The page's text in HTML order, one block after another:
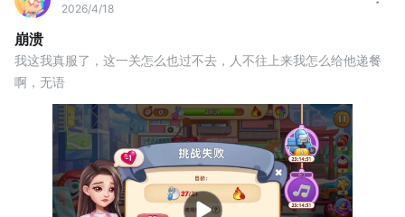
2026/4/18
崩溃
我这我真服了，这一关怎么也过不去，人不往上来我怎么给他递餐
啊，无语